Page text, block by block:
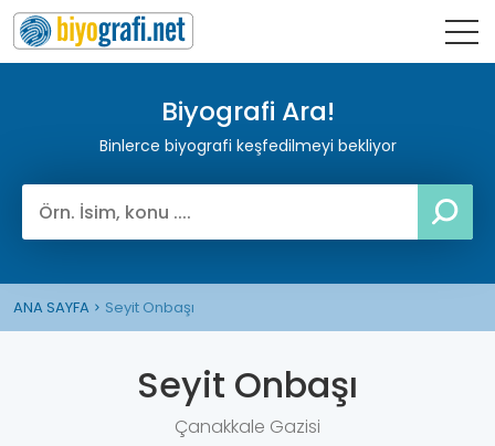
Biyografi Ara!
Binlerce biyografi keşfedilmeyi bekliyor
ANA SAYFA Seyit Onbaşı
Seyit Onbaşı
Çanakkale Gazisi